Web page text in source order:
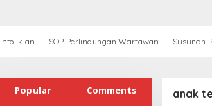
Info Iklan SOP Perlindungan Wartawan Susunan
Popular Comments anak